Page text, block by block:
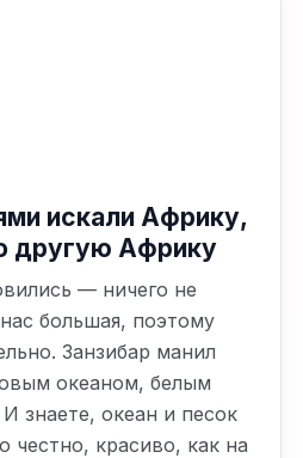
искали Африку,
другую Африку
— ничего не
большая, поэтому
Занзибар манил
океаном, белым
знаете, океан и песок
честно, красиво, как на